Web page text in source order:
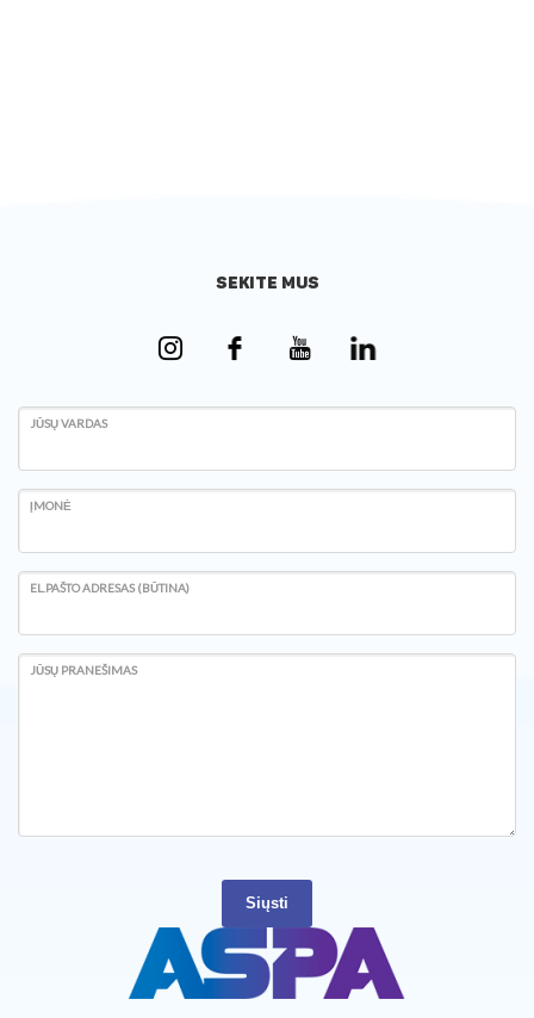
SEKITE MUS
JŪSŲ VARDAS
ĮMONĖ
EL.PAŠTO ADRESAS (BŪTINA)
JŪSŲ PRANEŠIMAS
Siųsti